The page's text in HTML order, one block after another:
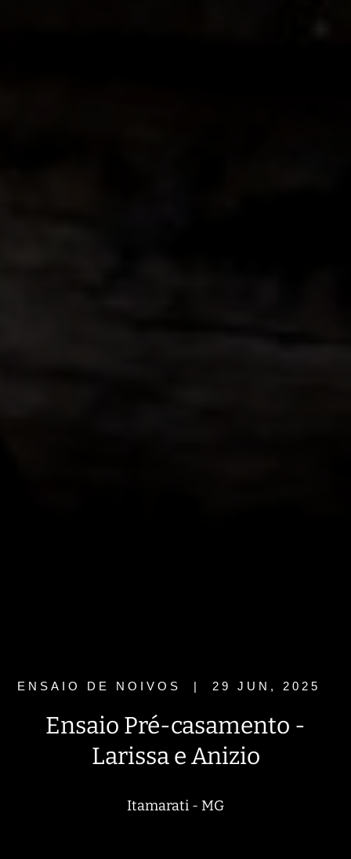
ENSAIO DE NOIVOS | 29 JUN, 2025
Ensaio Pré-casamento -
Larissa e Anizio
Itamarati - MG